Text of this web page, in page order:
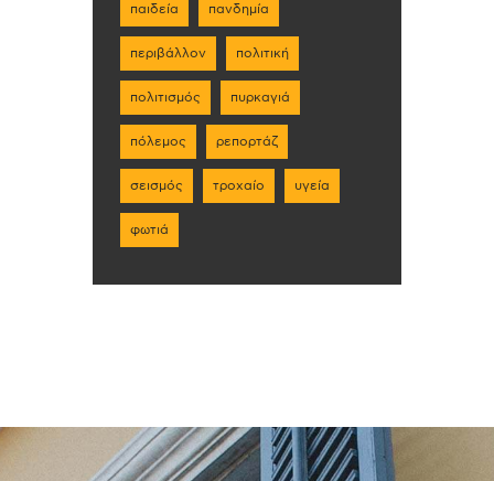
παιδεία πανδημία
περιβάλλον πολιτική
πολιτισμός πυρκαγιά
πόλεμος ρεπορτάζ
σεισμός τροχαίο υγεία
φωτιά